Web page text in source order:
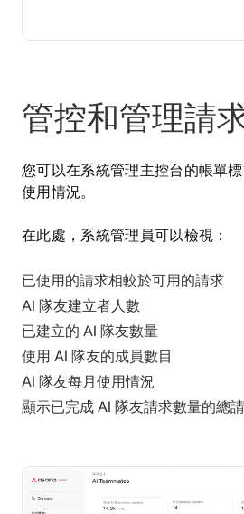
管控和管理請
您可以在系統管理主控台的帳單
使用情況。
在此處，系統管理員可以檢視：
已使用的請求相較於可用的請求
AI 隊友建立者人數
已建立的 AI 隊友數量
使用 AI 隊友的成員數目
AI 隊友每月使用情況
顯示已完成 AI 隊友請求數量的總